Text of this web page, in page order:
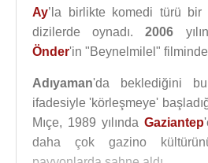
Ay’la birlikte komedi türü bir
dizilerde oynadı.2006
Önder'in "Beynelmilel" filminde
Adıyaman'da beklediğini
ifadesiyle 'körleşmeye'
Mıçe, 1989 yılında Gaziantep
daha çok gazino